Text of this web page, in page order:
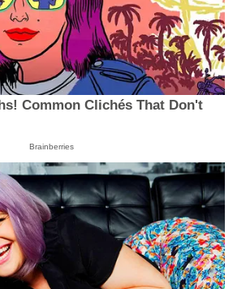
Common Clichés That Don't
Brainberries